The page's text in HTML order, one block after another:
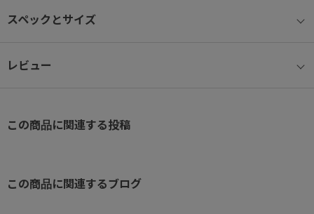
す。
光沢感の美しいボディとフェイクレザーのコンビネーションで
もプラス。
をトータルサポートします。
スペックとサイズ
レビュー
この商品に関連する投稿
この商品に関連するブログ